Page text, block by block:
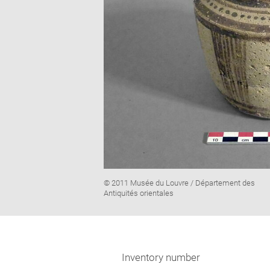
Image
caption:
© 2011 Musée du Louvre / Département des
Antiquités orientales
Inventory number